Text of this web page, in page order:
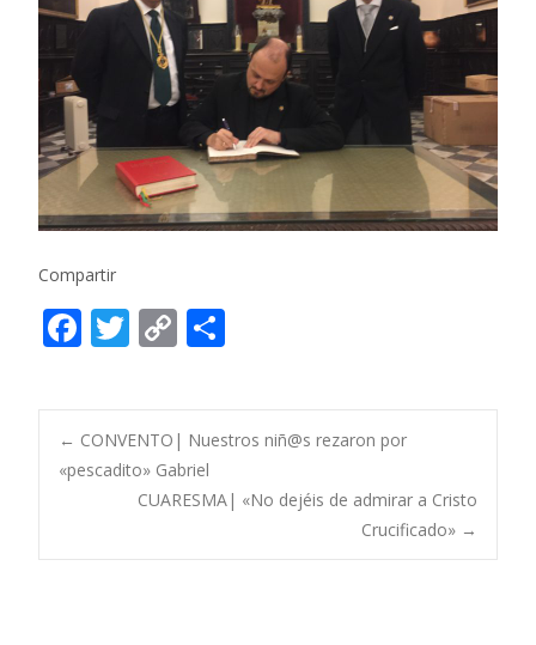
Compartir
F
e
b
o
k
T
itt
er
C
p
y
Li
n
k
m
p
ar
ti
r
Post
navigation
← CONVENTO| Nuestros niñ@s rezaron por
«pescadito» Gabriel
CUARESMA| «No dejéis de admirar a Cristo
Crucificado» →